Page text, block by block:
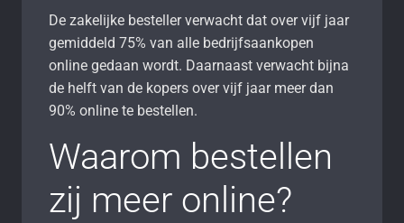
De zakelijke besteller verwacht dat over vijf jaar
gemiddeld 75% van alle bedrijfsaankopen
online gedaan wordt. Daarnaast verwacht bijna
de helft van de kopers over vijf jaar meer dan
90% online te bestellen.
Waarom bestellen
zij meer online?